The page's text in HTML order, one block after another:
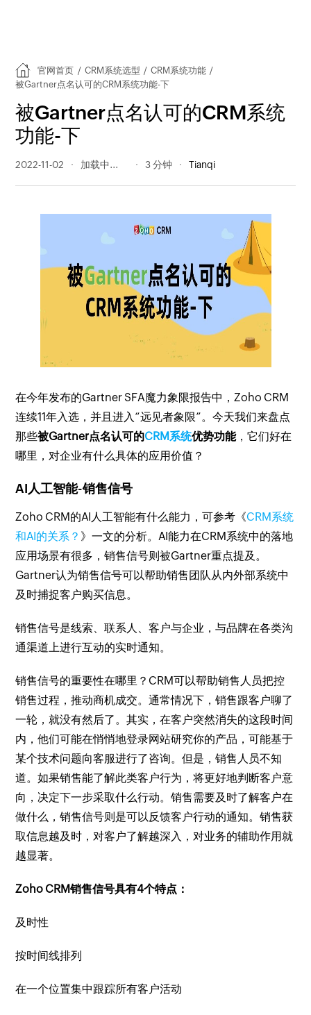
官网首页 / CRM系统选型 / CRM系统功能 /
被Gartner点名认可的CRM系统功能-下
被Gartner点名认可的CRM系统
功能-下
2022-11-02 228 阅读量 3 分钟 Tianqi
在今年发布的Gartner SFA魔力象限报告中，Zoho CRM
连续11年入选，并且进入“远见者象限”。今天我们来盘点
那些被Gartner点名认可的CRM系统优势功能，它们好在
哪里，对企业有什么具体的应用价值？
AI人工智能-销售信号
Zoho CRM的AI人工智能有什么能力，可参考《CRM系统
和AI的关系？ 》一文的分析。AI能力在CRM系统中的落地
应用场景有很多，销售信号则被Gartner重点提及。
Gartner认为销售信号可以帮助销售团队从内外部系统中
及时捕捉客户购买信息。
销售信号是线索、联系人、客户与企业，与品牌在各类沟
通渠道上进行互动的实时通知。
销售信号的重要性在哪里？CRM可以帮助销售人员把控
销售过程，推动商机成交。通常情况下，销售跟客户聊了
一轮，就没有然后了。其实，在客户突然消失的这段时间
内，他们可能在悄悄地登录网站研究你的产品，可能基于
某个技术问题向客服进行了咨询。但是，销售人员不知
道。如果销售能了解此类客户行为，将更好地判断客户意
向，决定下一步采取什么行动。销售需要及时了解客户在
做什么，销售信号则是可以反馈客户行动的通知。销售获
取信息越及时，对客户了解越深入，对业务的辅助作用就
越显著。
Zoho CRM销售信号具有4个特点：
及时性
按时间线排列
在一个位置集中跟踪所有客户活动